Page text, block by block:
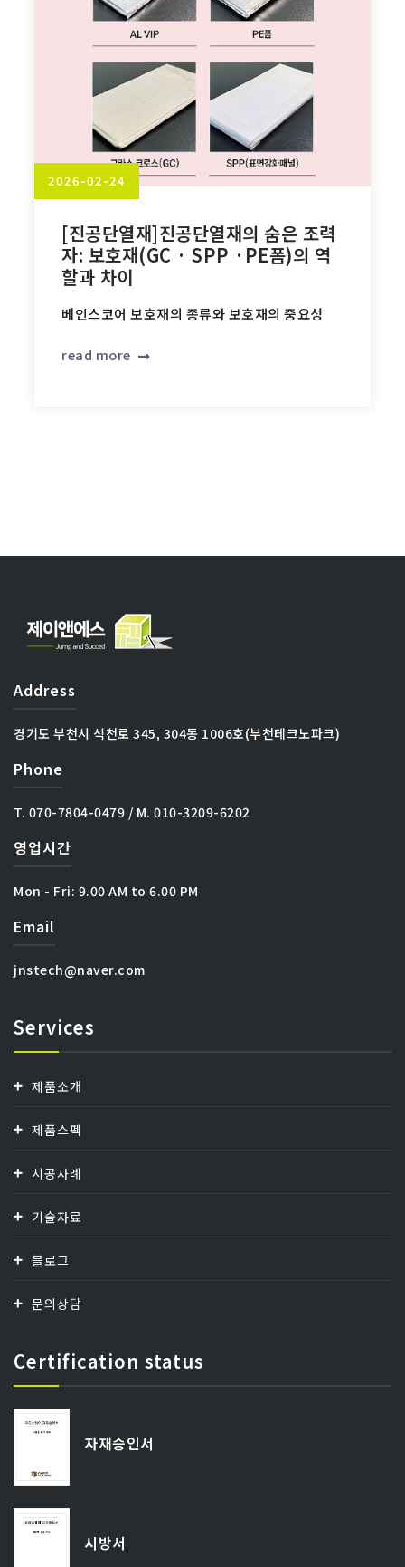
2026-02-24
[진공단열재]진공단열재의 숨은 조력
자: 보호재(GC · SPP ·PE폼)의 역
할과 차이
베인스코어 보호재의 종류와 보호재의 중요성
read more
Address
경기도 부천시 석천로 345, 304동 1006호(부천테크노파크)
Phone
T. 070-7804-0479 / M. 010-3209-6202
영업시간
Mon - Fri: 9.00 AM to 6.00 PM
Email
jnstech@naver.com
Services
제품소개
제품스펙
시공사례
기술자료
블로그
문의상담
Certification status
자재승인서
시방서